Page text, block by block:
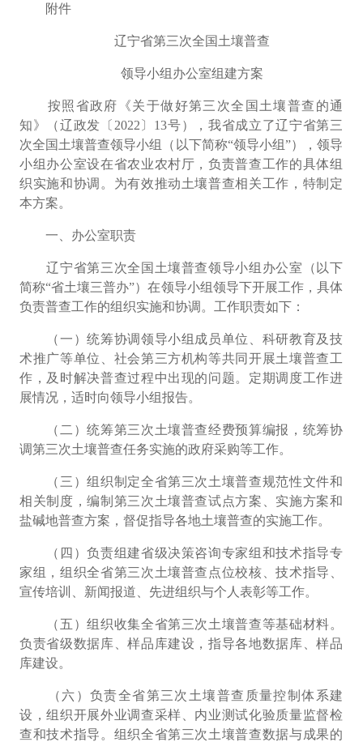
附件
辽宁省第三次全国土壤普查
领导小组办公室组建方案
按照省政府《关于做好第三次全国土壤普查的通
知》（辽政发〔 2022 〕 13号），我省成立了辽宁省第三
次全国土壤普查领导小组
（ 以下简称“领导小组”）
，领导
小组办公室设在省农业农村厅，负责普查工作的具体组
织实施和协调。 为有效推动土壤普查相关工作，特制定
本方案。
一、办公室职责
辽宁省第三次全国土壤普查领导小组办公室（以下
简称“省土壤三普办”）在领导小组领导下开展工作，具体
负责普查工作的组织实施和协调。工作职责如下：
（一）统筹协调领导小组成员单位、科研教育及技
术推广等单位、社会第三方机构等共同开展土壤普查工
作，及时解决普查过程中出现的问题。定期调度工作进
展情况，适时向领导小组报告。
（二）统筹第三次土壤普查经费预算编报，统筹协
调第三次土壤普查任务实施的政府采购等工作。
（三）组织制定全省第三次土壤普查规范性文件和
相关制度，编制第三次土壤普查试点方案、实施方案和
盐碱地普查方案，督促指导各地土壤普查的实施工作。
（四）负责组建省级决策咨询专家组和技术指导专
家组，组织全省第三次土壤普查点位校核、技术指导、
宣传培训、新闻报道、先进组织与个人表彰等工作。
（五）组织收集全省第三次土壤普查等基础材料。
负责省级数据库、样品库建设，指导各地数据库、样品
库建设。
（六）负责全省第三次土壤普查质量控制体系建
设，组织开展外业调查采样、内业测试化验质量监督检
查和技术指导。组织全省第三次土壤普查数据与成果的